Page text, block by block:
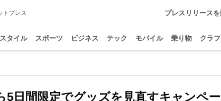
トプレス プレスリリース
タイル スポーツ ビジネス テック モバイル 乗り物 クラ
5日間限定でグッズを見直すキャンペ